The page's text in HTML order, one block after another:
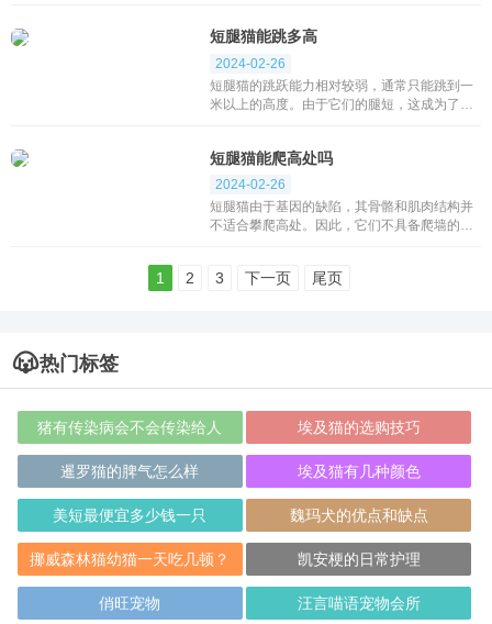
每天及时清洁它...
短腿猫能跳多高
2024-02-26
短腿猫的跳跃能力相对较弱，通常只能跳到一
米以上的高度。由于它们的腿短，这成为了一
的。如果一...
短腿猫能爬高处吗
2024-02-26
短腿猫由于基因的缺陷，其骨骼和肌肉结构并
不适合攀爬高处。因此，它们不具备爬墙的能
达长脚猫...
1 2 3 下一页 尾页
热门标签
猪有传染病会不会传染给人 埃及猫的选购技巧
暹罗猫的脾气怎么样 埃及猫有几种颜色
美短最便宜多少钱一只 魏玛犬的优点和缺点
挪威森林猫幼猫一天吃几顿？ 凯安梗的日常护理
俏旺宠物 汪言喵语宠物会所